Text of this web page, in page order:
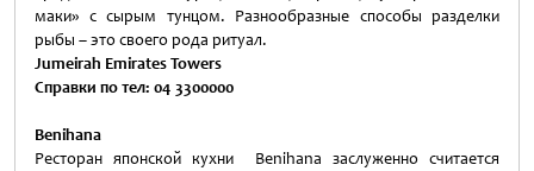
маки» с сырым тунцом. Разнообразные способы разделки
рыбы – это своего рода ритуал.
Jumeirah Emirates Towers
Справки по тел: 04 3300000
Benihana
Ресторан японской кухни Benihana заслуженно считается